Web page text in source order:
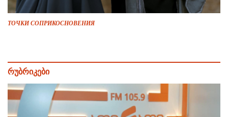
ТОЧКИ СОПРИКОСНОВЕНИЯ
რუბრიკები